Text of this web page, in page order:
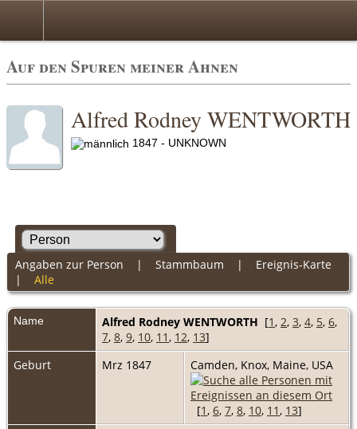
Auf den Spuren meiner Ahnen
Alfred Rodney WENTWORTH
1847 - UNKNOWN
Angaben zur Person | Stammbaum | Ereignis-Karte
| Alle
Name Alfred Rodney WENTWORTH [1 , 2, 3, 4, 5, 6,
7, 8, 9, 10, 11 , 12, 13]
Geburt
Mrz 1847 Camden, Knox, Maine, USA
[1 , 6, 7, 8, 10, 11 , 13]